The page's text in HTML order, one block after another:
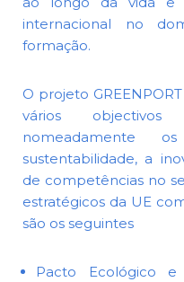
internacional no
formação.
O projeto
vários
nomeadamente
sustentabilidade, a
de competências no
estratégicos da UE
são os seguintes
Pacto Ecológico e